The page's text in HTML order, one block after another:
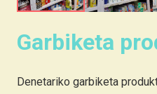
Garbiketa
Denetariko garbiketa